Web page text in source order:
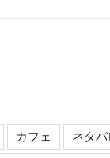
カフェ ネタバ